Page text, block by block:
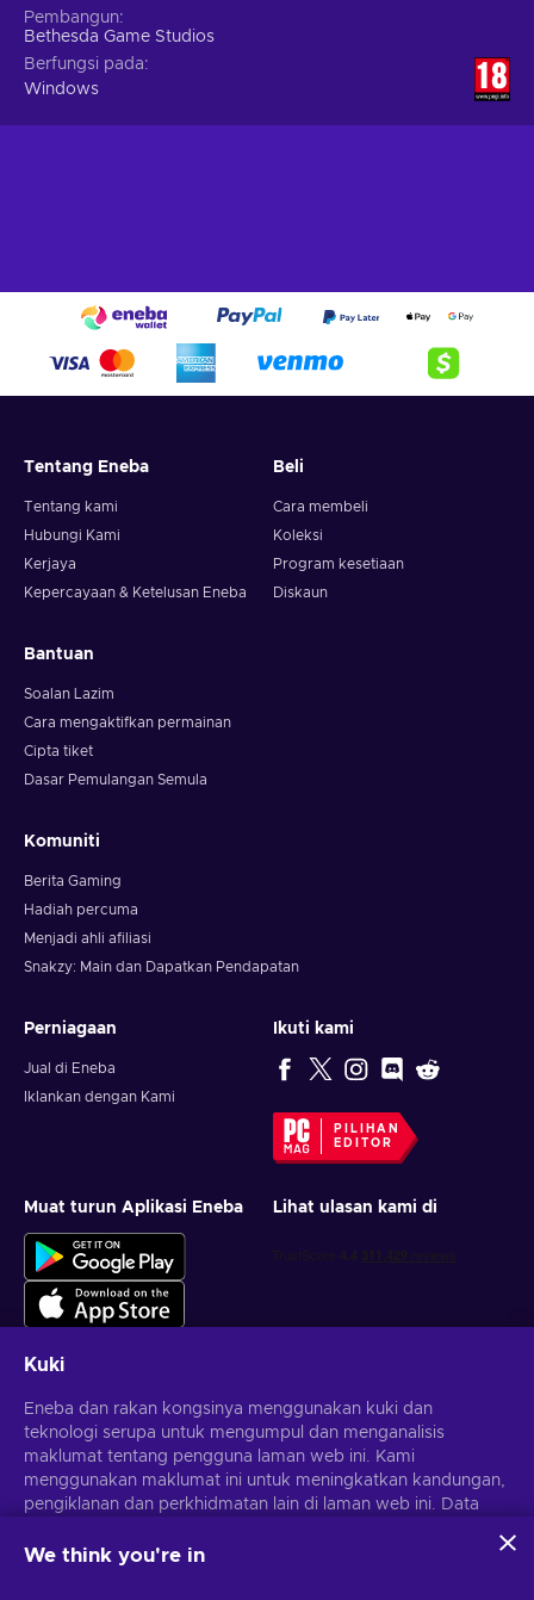
Pembangun
Bethesda Game Studios
Berfungsi pada
Windows
Tentang Eneba
Tentang kami
Hubungi Kami
Kerjaya
Kepercayaan & Ketelusan Eneba
Beli
Cara membeli
Koleksi
Program kesetiaan
Diskaun
Bantuan
Soalan Lazim
Cara mengaktifkan permainan
Cipta tiket
Dasar Pemulangan Semula
Komuniti
Berita Gaming
Hadiah percuma
Menjadi ahli afiliasi
Snakzy: Main dan Dapatkan Pendapatan
Perniagaan
Jual di Eneba
Iklankan dengan Kami
Ikuti kami
PILIHAN
EDITOR
Muat turun Aplikasi Eneba Lihat ulasan kami di
Dapatkan tawaran permainan yang diperibadikan
Langgan
Anda boleh berhenti melanggan pada bila-bila masa.Lawati notis
Kuki
Eneba dan rakan kongsinya menggunakan kuki dan
teknologi serupa untuk mengumpul dan menganalisis
maklumat tentang pengguna laman web ini. Kami
menggunakan maklumat ini untuk meningkatkan kandungan,
pengiklanan dan perkhidmatan lain di laman web ini. Data
iklan.
We think you're in